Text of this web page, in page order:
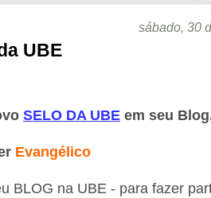
sábado, 30
UBE
SELO DA UBE em seu
Evangélico
BLOG na UBE - para fazer